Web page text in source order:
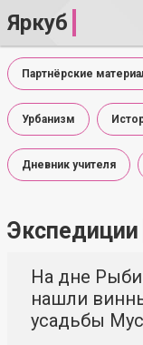
Яркуб
Партнёрские
Урбанизм
Дневник учителя
Экспедиции
На дне
нашли
усадьбы